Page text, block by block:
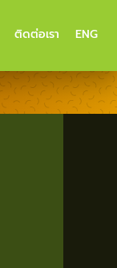
ติดต่อเรา ENG